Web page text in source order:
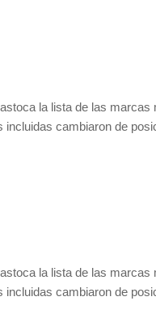
la lista de las marcas
cambiaron de
la lista de las marcas
cambiaron de